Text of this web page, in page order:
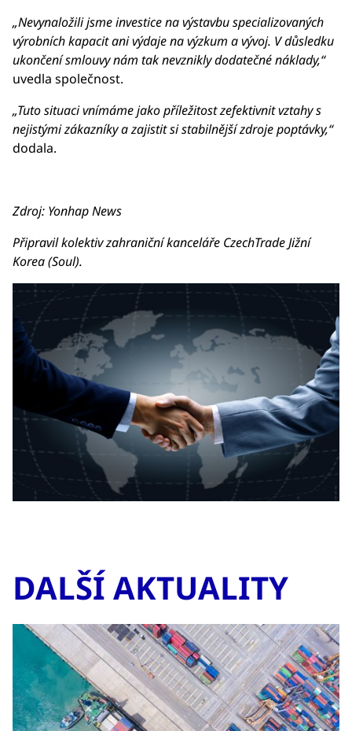
„Nevynaložili jsme investice na výstavbu specializovaných
výrobních kapacit ani výdaje na výzkum a vývoj. V důsledku
ukončení smlouvy nám tak nevznikly dodatečné náklady,“
uvedla společnost.
„Tuto situaci vnímáme jako příležitost zefektivnit vztahy s
nejistými zákazníky a zajistit si stabilnější zdroje poptávky,“
dodala.
Zdroj: Yonhap News
Připravil kolektiv zahraniční kanceláře CzechTrade Jižní
Korea (Soul).
DALŠÍ AKTUALITY